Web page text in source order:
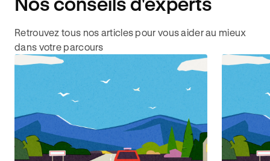
Retrouvez tous nos articles pour vous aider au mieux
dans votre parcours